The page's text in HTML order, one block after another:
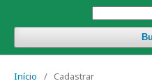
Início / Cadastrar